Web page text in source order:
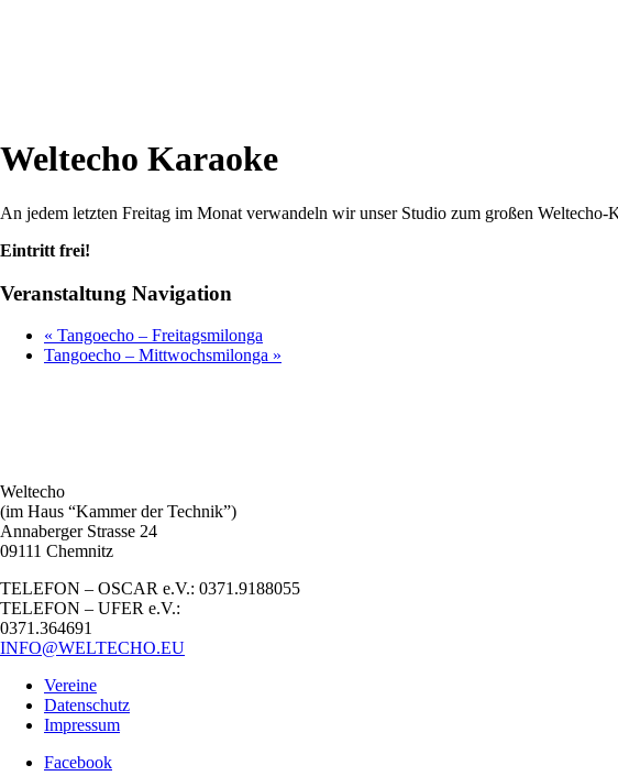
Weltecho Karaoke
An jedem letzten Freitag im Monat verwandeln wir unser Studio zum großen
Eintritt frei!
Veranstaltung Navigation
« Tangoecho – Freitagsmilonga
Tangoecho – Mittwochsmilonga »
Weltecho
(im Haus “Kammer der Technik”)
Annaberger Strasse 24
09111 Chemnitz
TELEFON – OSCAR e.V.: 0371.9188055
TELEFON – UFER e.V.:
0371.364691
INFO@WELTECHO.EU
Vereine
Datenschutz
Impressum
Facebook